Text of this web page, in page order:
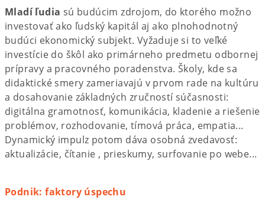
Mladí ľudia sú budúcim zdrojom, do ktorého možno
investovať ako ľudský kapitál aj ako plnohodnotný
budúci ekonomický subjekt. Vyžaduje si to veľké
investície do škôl ako primárneho predmetu odbornej
prípravy a pracovného poradenstva. Školy, kde sa
didaktické smery zameriavajú v prvom rade na kultúru
a dosahovanie základných zručností súčasnosti:
digitálna gramotnosť, komunikácia, kladenie a riešenie
problémov, rozhodovanie, tímová práca, empatia...
Dynamický impulz potom dáva osobná zvedavosť:
aktualizácie, čítanie , prieskumy, surfovanie po webe...
Podnik: faktory úspechu